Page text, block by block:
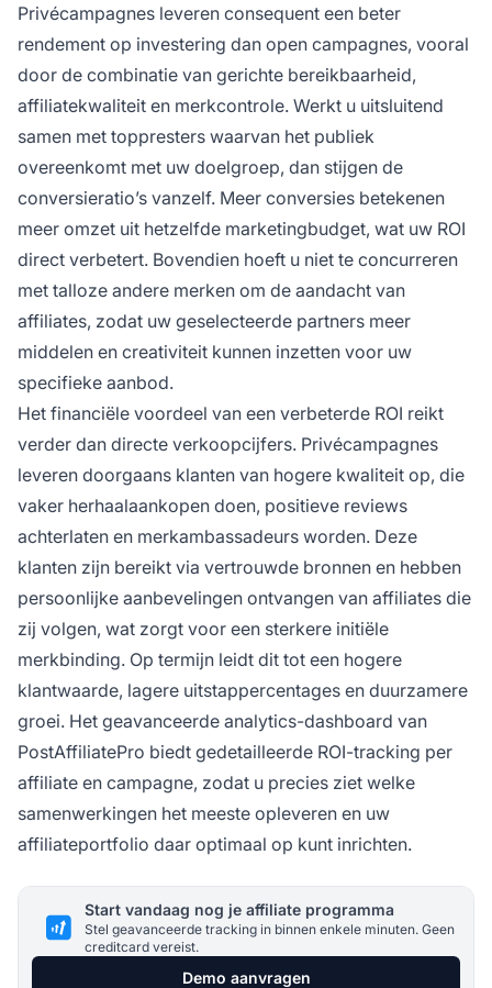
Privécampagnes leveren consequent een beter
rendement op investering dan open campagnes, vooral
door de combinatie van gerichte bereikbaarheid,
affiliatekwaliteit en merkcontrole. Werkt u uitsluitend
samen met toppresters waarvan het publiek
overeenkomt met uw doelgroep, dan stijgen de
conversieratio’s vanzelf. Meer conversies betekenen
meer omzet uit hetzelfde marketingbudget, wat uw ROI
direct verbetert. Bovendien hoeft u niet te concurreren
met talloze andere merken om de aandacht van
affiliates, zodat uw geselecteerde partners meer
middelen en creativiteit kunnen inzetten voor uw
specifieke aanbod.
Het financiële voordeel van een verbeterde ROI reikt
verder dan directe verkoopcijfers. Privécampagnes
leveren doorgaans klanten van hogere kwaliteit op, die
vaker herhaalaankopen doen, positieve reviews
achterlaten en merkambassadeurs worden. Deze
klanten zijn bereikt via vertrouwde bronnen en hebben
persoonlijke aanbevelingen ontvangen van affiliates die
zij volgen, wat zorgt voor een sterkere initiële
merkbinding. Op termijn leidt dit tot een hogere
klantwaarde, lagere uitstappercentages en duurzamere
groei. Het geavanceerde analytics-dashboard van
PostAffiliatePro biedt gedetailleerde ROI-tracking per
affiliate en campagne, zodat u precies ziet welke
samenwerkingen het meeste opleveren en uw
affiliateportfolio daar optimaal op kunt inrichten.
Start vandaag nog je affiliate programma
Stel geavanceerde tracking in binnen enkele minuten. Geen
creditcard vereist.
Demo aanvragen